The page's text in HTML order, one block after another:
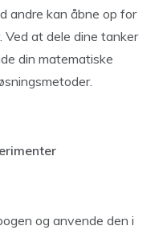
andre kan åbne op for
Ved at dele dine tanker
din matematiske
og anvende den i